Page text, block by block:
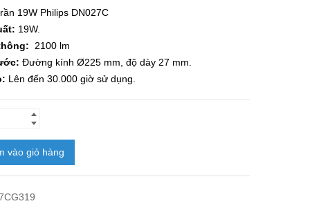
19W Philips DN027C
19W.
2100 lm
Đường kính Ø225 mm, độ dày 27 mm.
Lên đến 30.000 giờ sử dụng.
vào giỏ hàng